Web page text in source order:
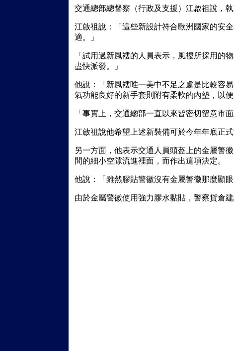
交通總部總督察（行政及支援）江啟祖說，
江啟祖說：「這些新設計符合歐洲國家的安
適。」
「試用過新風褸的人員表示，風褸所採用的
盡快派發。」
他說：「新風褸唯一美中不足之處是比較容
氣功能良好的新手套則附有柔軟的內墊，以便
「事實上，交通總部一直以來皆密切留意市
江啟祖說他希望上述新裝備可於今年年底正式
另一方面，他表示交通人員頭盔上的金屬警
間的細小空隙流進裡面，而作出這項決定。
他說：「雖然膠貼警徽沒有金屬警徽那麼顯
由於金屬警徽使用強力膠水黏貼，警察貨倉